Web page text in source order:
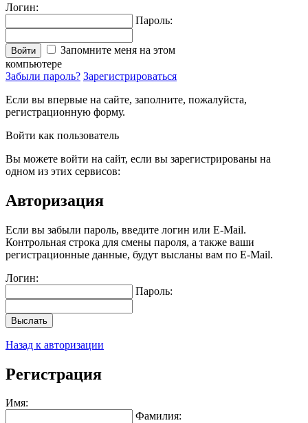
Логин:
Пароль:
Войти
Запомните меня на этом
компьютере
Забыли пароль? Зарегистрироваться
Если вы впервые на сайте, заполните, пожалуйста,
регистрационную форму.
Войти как пользователь
Вы можете войти на сайт, если вы зарегистрированы на
одном из этих сервисов:
Авторизация
Если вы забыли пароль, введите логин или E-Mail.
Контрольная строка для смены пароля, а также ваши
регистрационные данные, будут высланы вам по E-Mail.
Логин:
Пароль:
Выслать
Назад к авторизации
Регистрация
Имя:
Фамилия: